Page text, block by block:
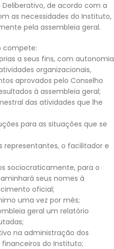
de acordo com a
as necessidades do Instituto,
pela assembleia geral.
compete:
a seus fins, com autonomia
organizacionais,
aprovados pelo Conselho
à assembleia geral;
das atividades que lhe
para as situações que se
representantes, o facilitador e
sociocraticamente, para o
seus nomes à
oficial;
uma vez por mês;
geral um relatório
na administração dos
do Instituto;